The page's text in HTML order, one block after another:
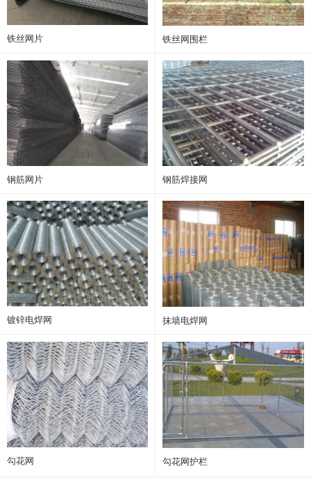
铁丝网片 铁丝网围栏
钢筋网片 钢筋焊接网
镀锌电焊网 抹墙电焊网
勾花网 勾花网护栏